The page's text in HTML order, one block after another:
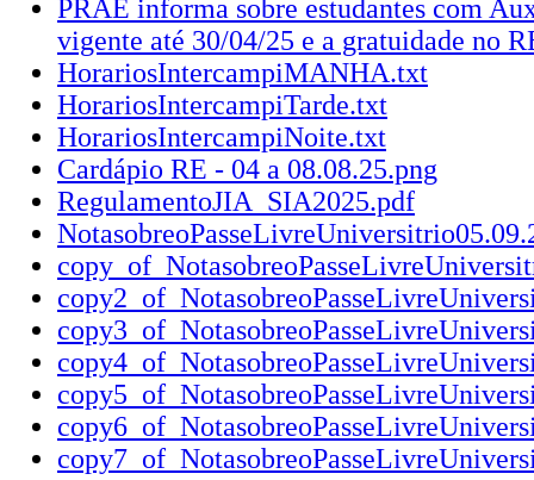
PRAE informa sobre estudantes com
vigente até 30/04/25 e a gratuidade no
HorariosIntercampiMANHA.txt
HorariosIntercampiTarde.txt
HorariosIntercampiNoite.txt
Cardápio RE - 04 a 08.08.25.png
RegulamentoJIA_SIA2025.pdf